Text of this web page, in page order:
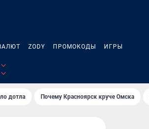
ZODY ПРОМОКОДЫ ИГРЫ
дотла Почему Красноярск круче Омска